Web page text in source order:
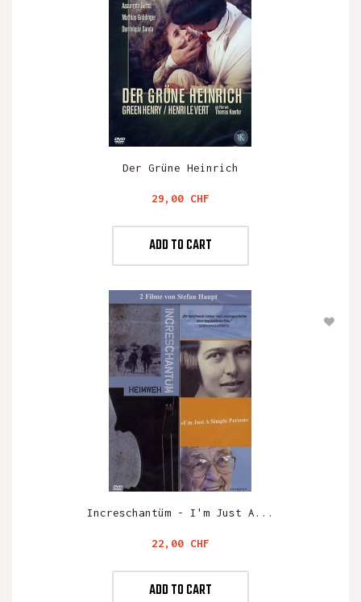
Der Grüne Heinrich
Preis
29,00 CHF
ADD TO CART
Increschantüm - I'm Just A...
Preis
22,00 CHF
ADD TO CART